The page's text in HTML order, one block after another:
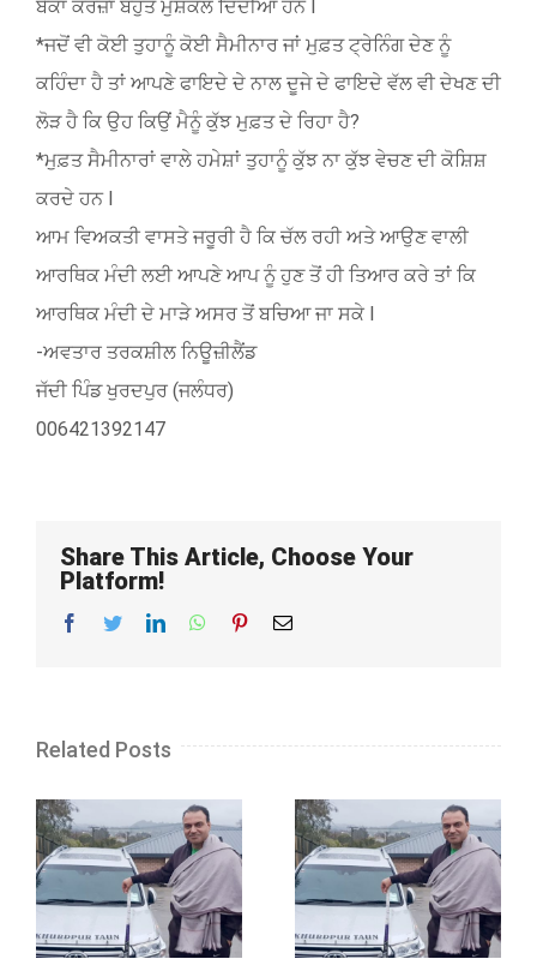
ਬੈਂਕਾਂ ਕਰਜ਼ਾ ਬਹੁਤ ਮੁਸ਼ਕਲ ਦਿੰਦੀਆਂ ਹਨ l
*ਜਦੋਂ ਵੀ ਕੋਈ ਤੁਹਾਨੂੰ ਕੋਈ ਸੈਮੀਨਾਰ ਜਾਂ ਮੁਫ਼ਤ ਟ੍ਰੇਨਿੰਗ ਦੇਣ ਨੂੰ
ਕਹਿੰਦਾ ਹੈ ਤਾਂ ਆਪਣੇ ਫਾਇਦੇ ਦੇ ਨਾਲ ਦੂਜੇ ਦੇ ਫਾਇਦੇ ਵੱਲ ਵੀ ਦੇਖਣ ਦੀ
ਲੋੜ ਹੈ ਕਿ ਉਹ ਕਿਉਂ ਮੈਨੂੰ ਕੁੱਝ ਮੁਫ਼ਤ ਦੇ ਰਿਹਾ ਹੈ?
*ਮੁਫ਼ਤ ਸੈਮੀਨਾਰਾਂ ਵਾਲੇ ਹਮੇਸ਼ਾਂ ਤੁਹਾਨੂੰ ਕੁੱਝ ਨਾ ਕੁੱਝ ਵੇਚਣ ਦੀ ਕੋਸ਼ਿਸ਼
ਕਰਦੇ ਹਨ l
ਆਮ ਵਿਅਕਤੀ ਵਾਸਤੇ ਜਰੂਰੀ ਹੈ ਕਿ ਚੱਲ ਰਹੀ ਅਤੇ ਆਉਣ ਵਾਲੀ
ਆਰਥਿਕ ਮੰਦੀ ਲਈ ਆਪਣੇ ਆਪ ਨੂੰ ਹੁਣ ਤੋਂ ਹੀ ਤਿਆਰ ਕਰੇ ਤਾਂ ਕਿ
ਆਰਥਿਕ ਮੰਦੀ ਦੇ ਮਾੜੇ ਅਸਰ ਤੋਂ ਬਚਿਆ ਜਾ ਸਕੇ l
-ਅਵਤਾਰ ਤਰਕਸ਼ੀਲ ਨਿਊਜ਼ੀਲੈਂਡ
ਜੱਦੀ ਪਿੰਡ ਖੁਰਦਪੁਰ (ਜਲੰਧਰ)
006421392147
Share This Article, Choose Your
Platform!
Facebook
TwitterLinkedInWhatsApp
PinterestEmail
Related Posts